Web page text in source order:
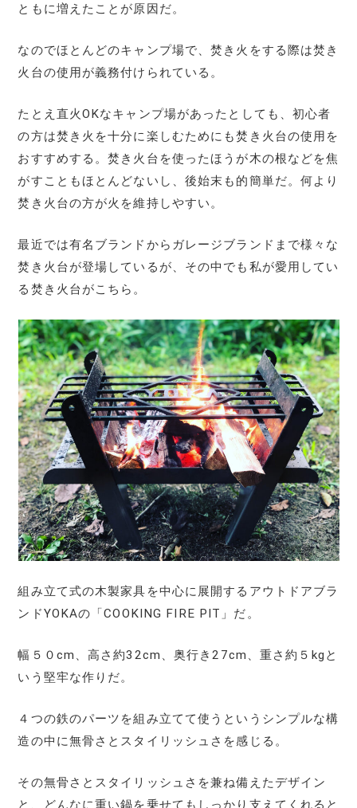
ともに増えたことが原因だ。
なのでほとんどのキャンプ場で、焚き火をする際は焚き
火台の使用が義務付けられている。
たとえ直火OKなキャンプ場があったとしても、初心者
の方は焚き火を十分に楽しむためにも焚き火台の使用を
おすすめする。焚き火台を使ったほうが木の根などを焦
がすこともほとんどないし、後始末も的簡単だ。何より
焚き火台の方が火を維持しやすい。
最近では有名ブランドからガレージブランドまで様々な
焚き火台が登場しているが、その中でも私が愛用してい
る焚き火台がこちら。
組み立て式の木製家具を中心に展開するアウトドアブラ
ンドYOKAの「COOKING FIRE PIT」だ。
幅５０cm、高さ約32cm、奥行き27cm、重さ約５kgと
いう堅牢な作りだ。
４つの鉄のパーツを組み立てて使うというシンプルな構
造の中に無骨さとスタイリッシュさを感じる。
その無骨さとスタイリッシュさを兼ね備えたデザイン
と、どんなに重い鍋を乗せてもしっかり支えてくれると